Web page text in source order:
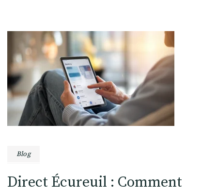
Blog
Direct Écureuil : Comment